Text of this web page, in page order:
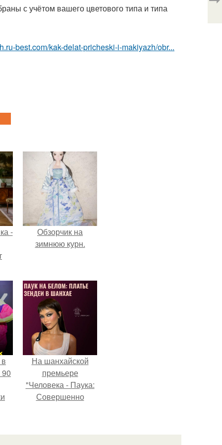
с учётом вашего цветового типа и типа
best.com/kak-delat-pricheski-i-makiyazh/obr...
-
и
Обзорчик на
зимнюю курн.
На шанхайской
премьере
"Человека - Паука:
Совершенно
просто очередной